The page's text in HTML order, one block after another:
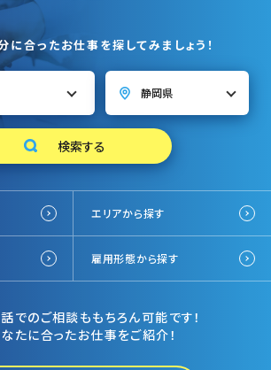
に合ったお仕事を探してみましょう！
エリアから探す
雇用形態から探す
でのご相談ももちろん可能です！
たに合ったお仕事をご紹介！